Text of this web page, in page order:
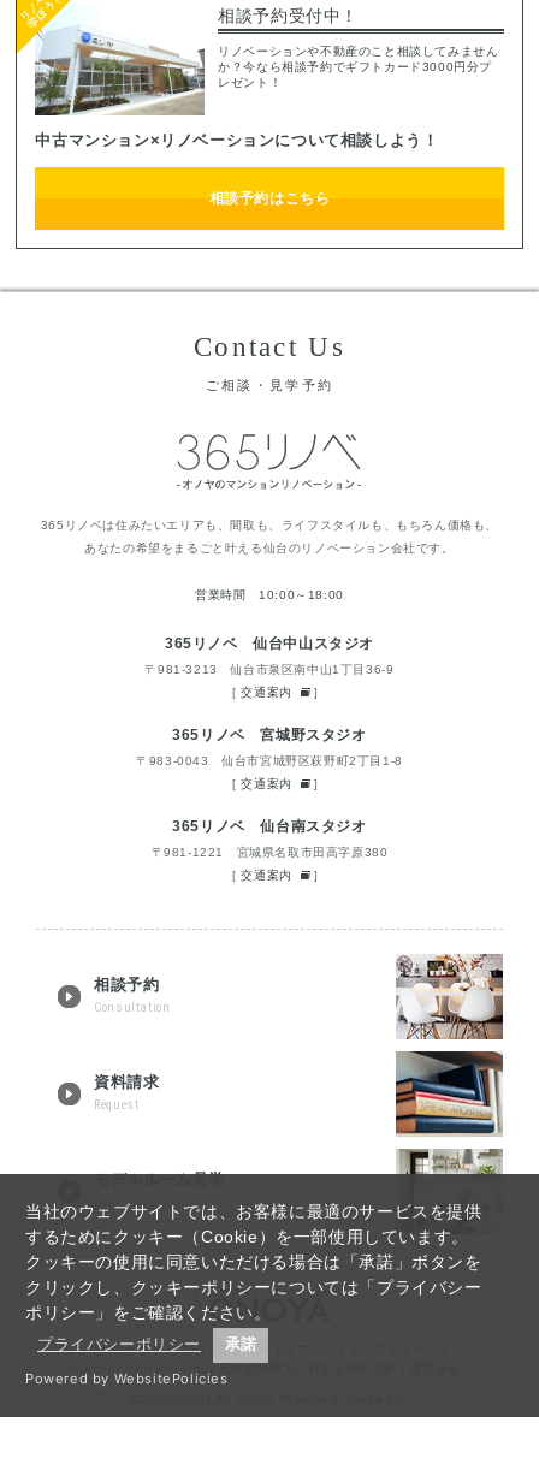
当社のウェブサイトでは、お客様に最適のサービスを提供
するためにクッキー（Cookie）を一部使用しています。
クッキーの使用に同意いただける場合は「承諾」ボタンを
クリックし、クッキーポリシーについては「プライバシー
ポリシー」をご確認ください。
プライバシーポリシー
承諾
Powered by WebsitePolicies
相談予約受付中！
リノベーションや不動産のこと相談してみません
か？今なら相談予約でギフトカード3000円分プ
レゼント！
中古マンション×リノベーションについて相談しよう！
相談予約はこちら
Contact Us
ご相談・見学予約
365リノベは住みたいエリアも、間取も、ライフスタイルも、もちろん価格も、
あなたの希望をまるごと叶える仙台のリノベーション会社です。
営業時間 10:00～18:00
365リノベ 仙台中山スタジオ
〒981-3213 仙台市泉区南中山1丁目36-9
[交通案内 ]
365リノベ 宮城野スタジオ
〒983-0043 仙台市宮城野区萩野町2丁目1-8
[交通案内 ]
365リノベ 仙台南スタジオ
〒981-1221 宮城県名取市田高字原380
[交通案内 ]
相談予約
Consultation
資料請求
Request
モデルルーム見学
Tour reservation
仙台リノベーションTOP Q&A｜